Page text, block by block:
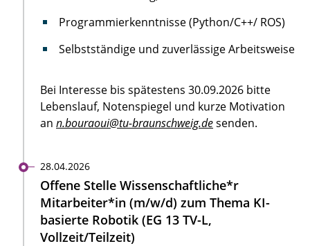
Programmierkenntnisse (Python/C++/ ROS)
Selbstständige und zuverlässige Arbeitsweise
Bei Interesse bis spätestens 30.09.2026 bitte
Lebenslauf, Notenspiegel und kurze Motivation
an n.bouraoui@tu-braunschweig.desenden.
28.04.2026
Offene Stelle Wissenschaftliche*r
Mitarbeiter*in (m/w/d) zum Thema KI-
basierte Robotik (EG 13 TV-L,
Vollzeit/Teilzeit)